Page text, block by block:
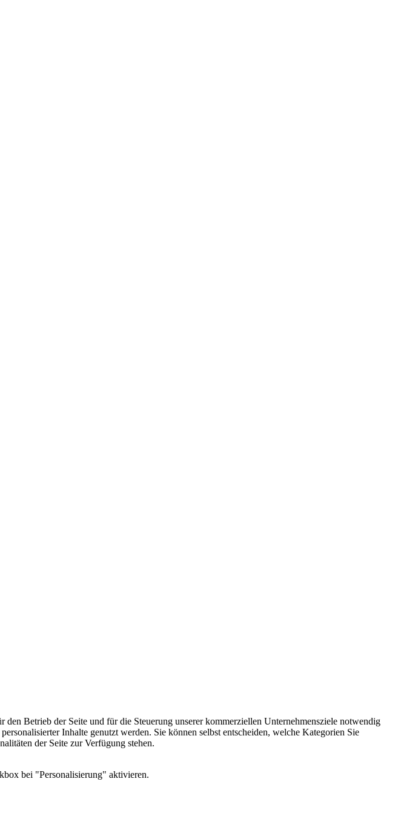
Betrieb der Seite und für die Steuerung unserer kommerziellen Unternehmensziele notwendig
Inhalte genutzt werden. Sie können selbst entscheiden, welche Kategorien Sie
der Seite zur Verfügung stehen.
bei "Personalisierung" aktivieren.